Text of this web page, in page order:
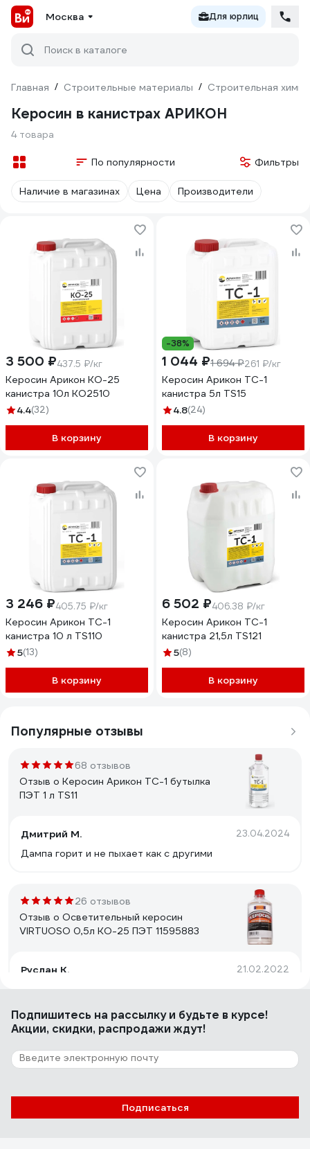
Москва Для юрлиц
Поиск в каталоге
Главная / Строительные материалы / Строительная химия
Керосин в канистрах АРИКОН
4 товара
По популярности Фильтры
Наличие в магазинах Цена Производители
3 500 ₽437.5 ₽/кг
Керосин Арикон КО-25
канистра 10л KO2510
4.4(32)
В корзину
-38%
1 044 ₽1 694 ₽261 ₽/кг
Керосин Арикон ТС-1
канистра 5л TS15
4.8(24)
В корзину
3 246 ₽405.75 ₽/кг
Керосин Арикон ТС-1
канистра 10 л TS110
5(13)
В корзину
6 502 ₽406.38 ₽/кг
Керосин Арикон ТС-1
канистра 21,5л TS121
5(8)
В корзину
Популярные отзывы
68 отзывов
Отзыв о Керосин Арикон ТС-1 бутылка
ПЭТ 1 л TS11
Дмитрий М. 23.04.2024
Дампа горит и не пыхает как с другими
26 отзывов
Отзыв о Осветительный керосин
VIRTUOSO 0,5л КО-25 ПЭТ 11595883
Руслан К. 21.02.2022
Не вспыхивает как бенз. Очень текучий, можно швы
вас есть техника типа МИГа или Боинга, то можно и
полетать на нем.
9 отзывов
Подпишитесь на рассылкуи будьте в курсе!
Акции, скидки, распродажи ждут!
Подписаться